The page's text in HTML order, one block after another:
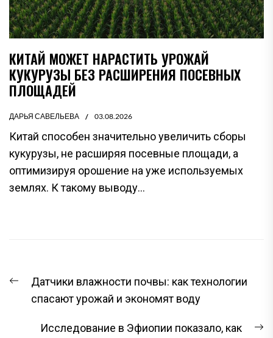
КИТАЙ МОЖЕТ НАРАСТИТЬ УРОЖАЙ
КУКУРУЗЫ БЕЗ РАСШИРЕНИЯ ПОСЕВНЫХ
ПЛОЩАДЕЙ
ДАРЬЯ САВЕЛЬЕВА 03.08.2026
Китай способен значительно увеличить сборы
кукурузы, не расширяя посевные площади, а
оптимизируя орошение на уже используемых
землях. К такому выводу...
ПО
ЗАПИСЯМ
Предыдущая
запись:
Датчики влажности почвы: как технологии
спасают урожай и экономят воду
Исследование в Эфиопии показало, как